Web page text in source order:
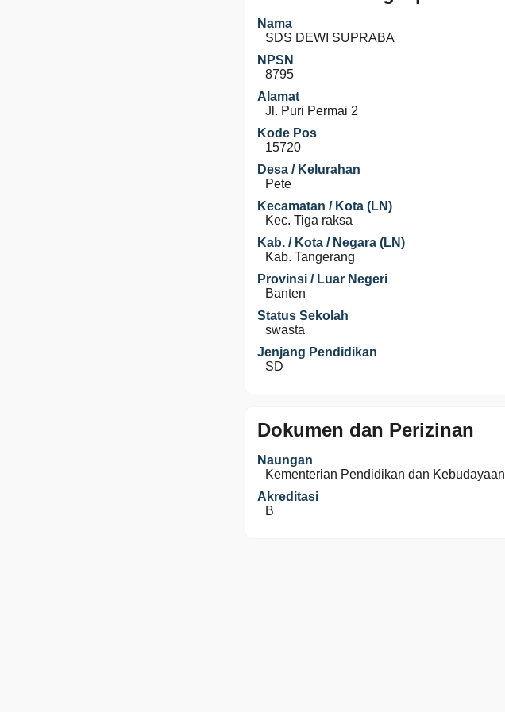
Nama
SDS DEWI SUPRABA
NPSN
8795
Alamat
Jl. Puri Permai 2
Kode Pos
15720
Desa / Kelurahan
Pete
Kecamatan / Kota (LN)
Kec. Tiga raksa
Kab. / Kota / Negara (LN)
Kab. Tangerang
Provinsi / Luar Negeri
Banten
Status Sekolah
swasta
Jenjang Pendidikan
SD
Dokumen dan Perizinan
Naungan
Kementerian Pendidikan dan Kebudayaan
Akreditasi
B